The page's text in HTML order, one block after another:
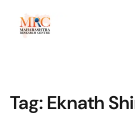
Tag: Eknath